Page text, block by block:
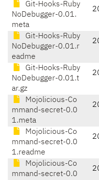
Git-Hooks-Ruby
NoDebugger-0.01.
meta
Git-Hooks-Ruby
NoDebugger-0.01.r
eadme
Git-Hooks-Ruby
NoDebugger-0.01.t
ar.gz
Mojolicious-Co
mmand-secret-0.0
1.meta
Mojolicious-Co
mmand-secret-0.0
1.readme
Mojolicious-Co
mmand-secret-0.0